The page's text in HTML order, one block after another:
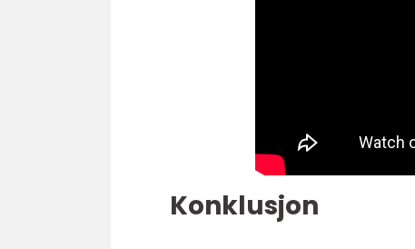
Konklusjon